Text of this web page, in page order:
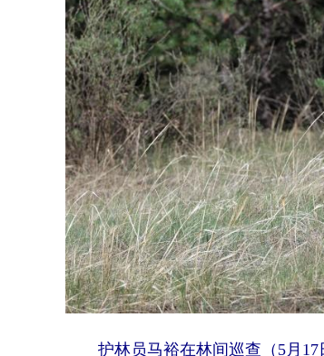
护林员马裕在林间巡查（5月17